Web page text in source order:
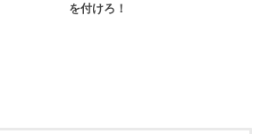
を付けろ！